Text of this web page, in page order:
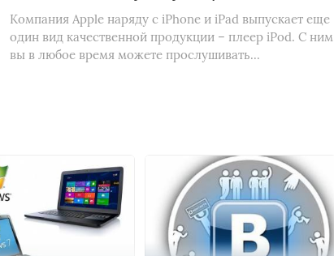
Компания Apple наряду с iPhone и iPad выпускает еще
один вид качественной продукции – плеер iPod. С ним
вы в любое время можете прослушивать...